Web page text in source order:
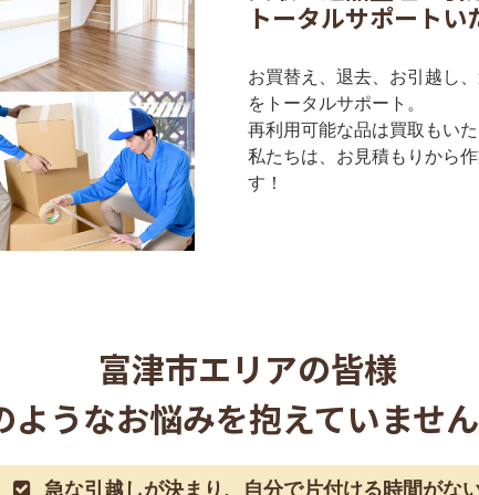
トータルサポートい
お買替え、退去、お引越し
をトータルサポート。
再利用可能な品は買取もいた
私たちは、お見積もりから
す！
富津市エリアの皆様
ようなお悩みを抱えていませ
急な引越しが決まり、自分で片付ける時間がな